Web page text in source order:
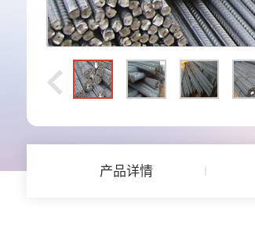
产品详情